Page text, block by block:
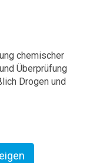
chemischer
Überprüfung
Drogen und